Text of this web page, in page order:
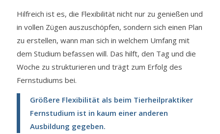
Hilfreich ist es, die Flexibilität nicht nur zu genießen und
in vollen Zügen auszuschöpfen, sondern sich einen Plan
zu erstellen, wann man sich in welchem Umfang mit
dem Studium befassen will. Das hilft, den Tag und die
Woche zu strukturieren und trägt zum Erfolg des
Fernstudiums bei.
Größere Flexibilität als beim Tierheilpraktiker
Fernstudium ist in kaum einer anderen
Ausbildung gegeben.